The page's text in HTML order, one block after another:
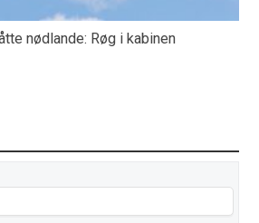
nødlande: Røg i kabinen